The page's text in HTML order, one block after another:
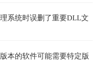
系统时误删了重要DLL文
本的软件可能需要特定版